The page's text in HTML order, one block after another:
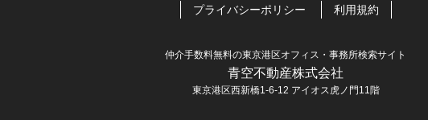
プライバシーポリシー
利用規約
仲介手数料無料の東京港区オフィス・事務所検索サイト
青空不動産株式会社
東京港区西新橋1-6-12 アイオス虎ノ門11階